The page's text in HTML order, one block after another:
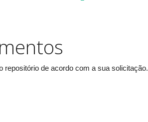
repositório de acordo com a sua solicitação.